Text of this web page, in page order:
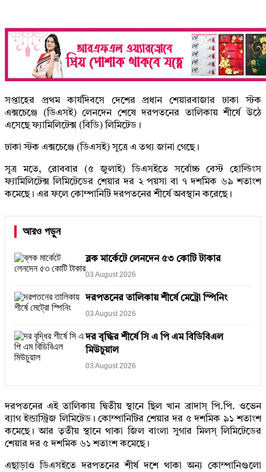
সপ্তাহের প্রথম কার্যদিবসে দেশের প্রধান শেয়ারবাজার ঢাকা স্টক
এক্সচেঞ্জে (ডিএসই) লেনদেন শেষে দরপতনের তালিকায় শীর্ষে উঠে
এসেছে ফ্যামিলিটেক্স (বিডি) লিমিটেড।
ঢাকা স্টক এক্সচেঞ্জে (ডিএসই) সূত্রে এ তথ্য জানা গেছে।
সূত্র মতে, রোববার (৫ জুলাই) ডিএসইতে সর্বোচ্চ বেস্ট হোল্ডিংস
ফ্যামিলিটেক্স লিমিটেডের শেয়ার দর ২ পয়সা বা ৭ দশমিক ৬৯ শতাংশ
কমেছে। এর ফলে কোম্পানিটি দরপতনের শীর্ষে অবস্থান করেছে।
আরও পড়ুন
ব্লক মার্কেটে লেনদেন ৫৩ কোটি টাকার
03 August 2026
দরপতনের তালিকায় শীর্ষে মেট্রো স্পিনিং
03 August 2026
দর বৃদ্ধির শীর্ষে সি এ পি এম বিডিবিএল
মিউচুয়াল
03 August 2026
দরপতনের এই তালিকায় দ্বিতীয় স্থানে ছিল খান ব্রাদাস্‌ পি.পি. ওভেন
ব্যাগ ইন্ডাস্ট্রিজ লিমিটেড। কোম্পানিটির শেয়ার দর ৫ দশমিক ৯১ শতাংশ
কমেছে। আর তৃতীয় স্থানে থাকা জিল বাংলা সুগার মিলস্‌ লিমিটেডের
শেয়ার দর ৫ দশমিক ৬১ শতাংশ কমেছে।
এছাড়াও ডিএসইতে দরপতনের শীর্ষ দশে থাকা অন্য কোম্পানিগুলো